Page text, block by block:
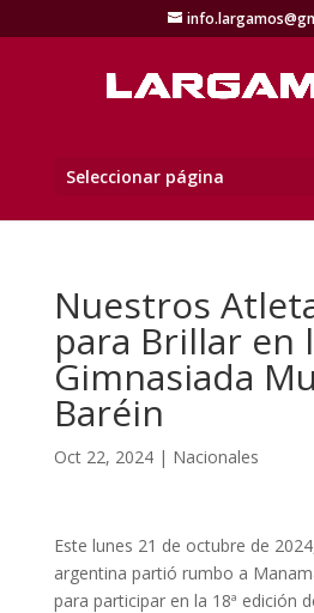
Seleccionar página
Nuestros
para Brillar en
Gimnasiada
Baréin
Oct 22, 2024| Nacionales
Este lunes 21 de octubre de
argentina partió rumbo a
para participar en la 18ª edición